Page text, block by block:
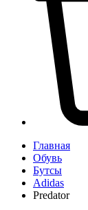
Главная
Обувь
Бутсы
Adidas
Predator